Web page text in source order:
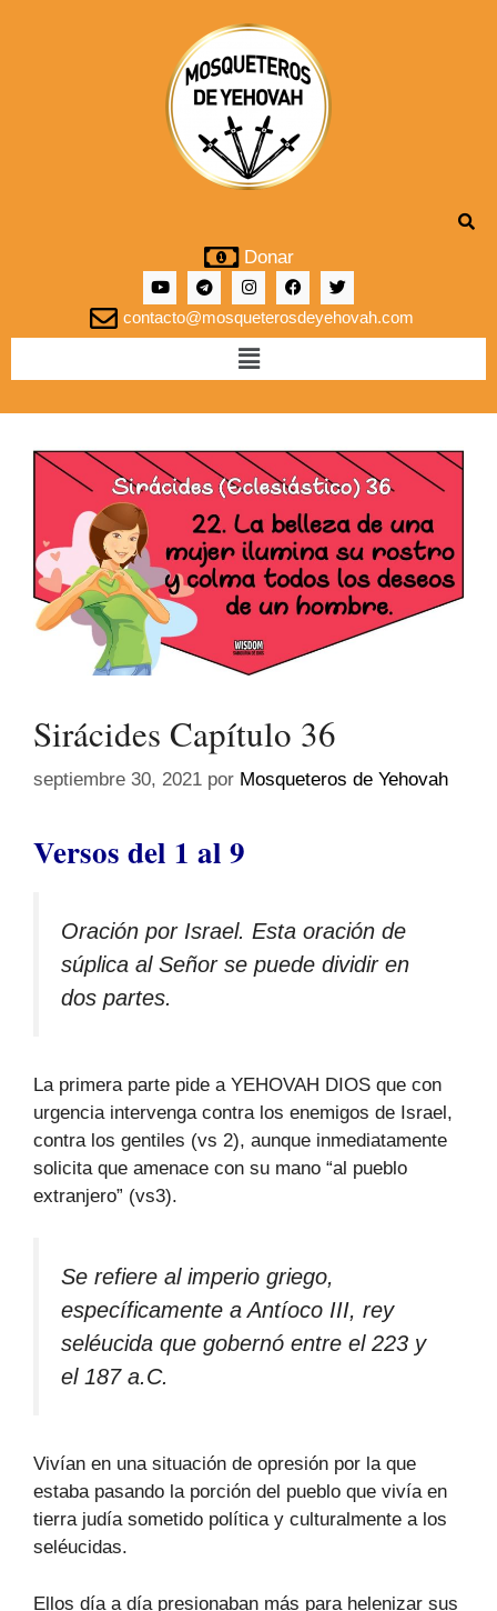
Donar
contacto@mosqueterosdeyehovah.com
Sirácides Capítulo 36
septiembre 30, 2021 por Mosqueteros de Yehovah
Versos del 1 al 9
Oración por Israel. Esta oración de
súplica al Señor se puede dividir en
dos partes.
La primera parte pide a YEHOVAH DIOS que con
urgencia intervenga contra los enemigos de Israel,
contra los gentiles (vs 2), aunque inmediatamente
solicita que amenace con su mano “al pueblo
extranjero” (vs3).
Se refiere al imperio griego,
específicamente a Antíoco III, rey
seléucida que gobernó entre el 223 y
el 187 a.C.
Vivían en una situación de opresión por la que
estaba pasando la porción del pueblo que vivía en
tierra judía sometido política y culturalmente a los
seléucidas.
Ellos día a día presionaban más para helenizar sus